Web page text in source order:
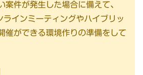
案件が発生した場合に備えて、
インミーティングやハイブリッ
催ができる環境作りの準備をして